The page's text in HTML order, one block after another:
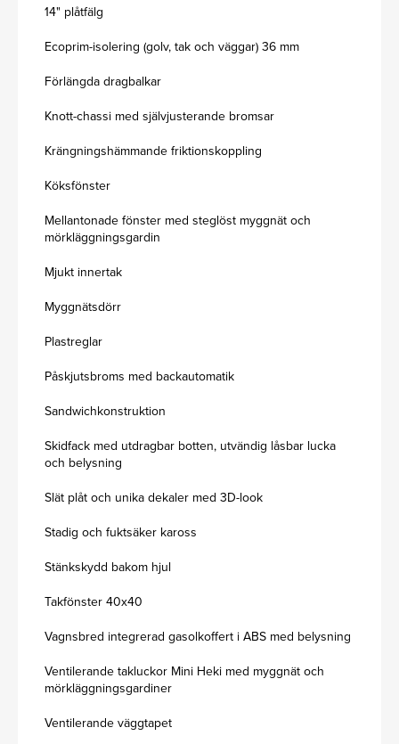
14" plåtfälg
Ecoprim-isolering (golv, tak och väggar) 36 mm
Förlängda dragbalkar
Knott-chassi med självjusterande bromsar
Krängningshämmande friktionskoppling
Köksfönster
Mellantonade fönster med steglöst myggnät och
mörkläggningsgardin
Mjukt innertak
Myggnätsdörr
Plastreglar
Påskjutsbroms med backautomatik
Sandwichkonstruktion
Skidfack med utdragbar botten, utvändig låsbar lucka
och belysning
Slät plåt och unika dekaler med 3D-look
Stadig och fuktsäker kaross
Stänkskydd bakom hjul
Takfönster 40x40
Vagnsbred integrerad gasolkoffert i ABS med belysning
Ventilerande takluckor Mini Heki med myggnät och
mörkläggningsgardiner
Ventilerande väggtapet